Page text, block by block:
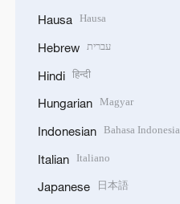
Hausa Hausa
Hebrew עברית
Hindi हिन्दी
Hungarian Magyar
Indonesian Bahasa Indonesia
Italian Italiano
Japanese 日本語